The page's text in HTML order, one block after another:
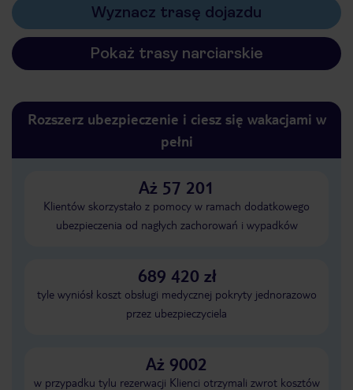
Wyznacz trasę dojazdu
Pokaż trasy narciarskie
Rozszerz ubezpieczenie i ciesz się wakacjami w
pełni
Aż 57 201
Klientów skorzystało z pomocy w ramach dodatkowego
ubezpieczenia od nagłych zachorowań i wypadków
689 420 zł
tyle wyniósł koszt obsługi medycznej pokryty jednorazowo
przez ubezpieczyciela
Aż 9002
w przypadku tylu rezerwacji Klienci otrzymali zwrot kosztów